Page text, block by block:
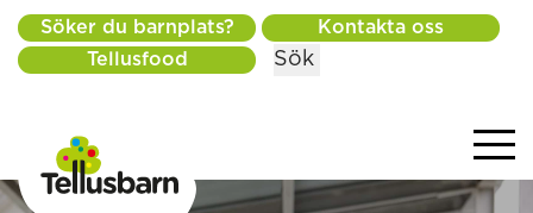
Söker du barnplats?
Kontakta oss
Tellusfood
Sök